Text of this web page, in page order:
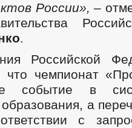
России», –
.
Российской
что чемпионат
событие в
а
с